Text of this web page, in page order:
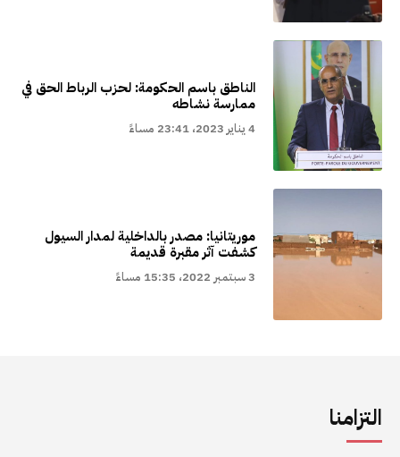
الناطق باسم الحكومة: لحزب الرباط الحق في
ممارسة نشاطه
4 يناير 2023، 23:41 مساءً
موريتانيا: مصدر بالداخلية لمدار السيول
كشفت آثر مقبرة قديمة
3 سبتمبر 2022، 15:35 مساءً
التزامنا